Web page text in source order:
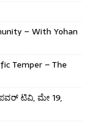
– With Yohan
Temper – The
ಟಿವಿ, ಮೇ 19,